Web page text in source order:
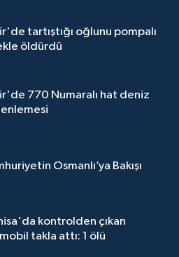
tartıştığı oğlunu pompalı
öldürdü
770 Numaralı hat deniz
Osmanlı’ya Bakışı
kontrolden çıkan
takla attı: 1 ölü